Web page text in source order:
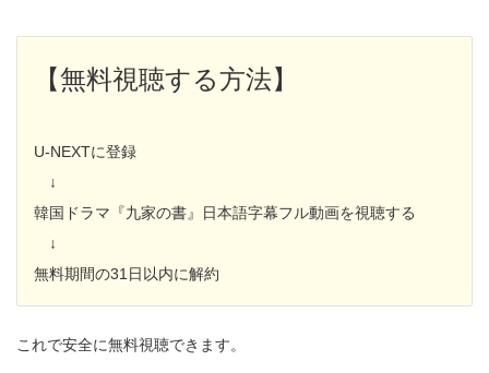
【無料視聴する方法】
U-NEXTに登録
↓
韓国ドラマ『九家の書』日本語字幕フル動画を視聴する
↓
無料期間の31日以内に解約
これで安全に無料視聴できます。